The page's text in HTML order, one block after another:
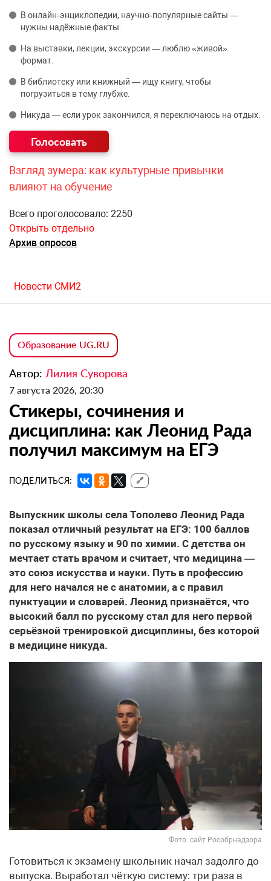
В онлайн‑энциклопедии, научно‑популярные сайты —
нужны надёжные факты.
На выставки, лекции, экскурсии — люблю «живой»
формат.
В библиотеку или книжный — ищу книгу, чтобы
погрузиться в тему глубже.
Никуда — если урок закончился, я переключаюсь на отдых.
Взгляд зумера: как культурные привычки
влияют на обучение
Всего проголосовало: 2250
Открыть отдельно
Архив опросов
Новости СМИ2
Образование UG.RU
Автор: Лилия Суворова
7 августа 2026, 20:30
Стикеры, сочинения и
дисциплина: как Леонид Рада
получил максимум на ЕГЭ
ПОДЕЛИТЬСЯ: 🔗
Выпускник школы села Тополево Леонид Рада
показал отличный результат на ЕГЭ: 100 баллов
по русскому языку и 90 по химии. С детства он
мечтает стать врачом и считает, что медицина —
это союз искусства и науки. Путь в профессию
для него начался не с анатомии, а с правил
пунктуации и словарей. Леонид признаётся, что
высокий балл по русскому стал для него первой
серьёзной тренировкой дисциплины, без которой
в медицине никуда.
Фото: сайт Рособрнадзора
Готовиться к экзамену школьник начал задолго до
выпуска. Выработал чёткую систему: три раза в